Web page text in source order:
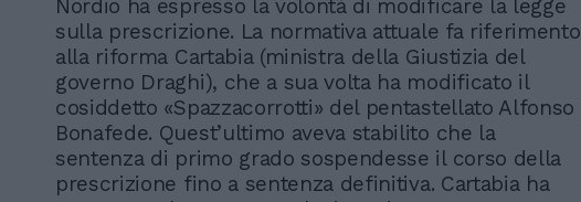
Nordio ha espresso la volontà di modificare la legge
sulla prescrizione. La normativa attuale fa riferimento
alla riforma Cartabia (ministra della Giustizia del
governo Draghi), che a sua volta ha modificato il
cosiddetto «Spazzacorrotti» del pentastellato Alfonso
Bonafede. Quest’ultimo aveva stabilito che la
sentenza di primo grado sospendesse il corso della
prescrizione fino a sentenza definitiva. Cartabia ha